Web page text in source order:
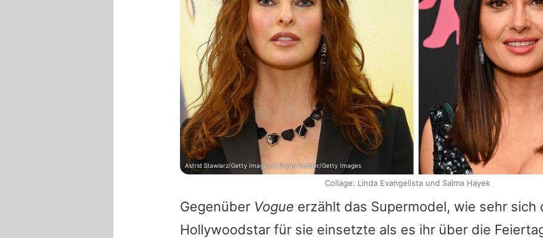
Gegenüber Vogue erzählt das Supermodel, wie sehr sich
Hollywoodstar für sie einsetzte als es ihr über die
Astrid Stawiarz/Getty Images // Bryan Bedder/Getty Images
Collage: Linda Evangelista und Salma Hayek